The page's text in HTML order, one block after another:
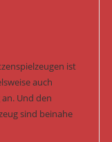
ist
auch
Und den
sind beinahe